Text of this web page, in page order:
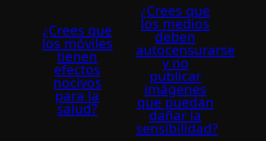
¿Crees que
los móviles
tienen
efectos
nocivos
para la
salud?
¿Crees que
los medios
deben
autocensurarse
y no
publicar
imágenes
que puedan
dañar la
sensibilidad?